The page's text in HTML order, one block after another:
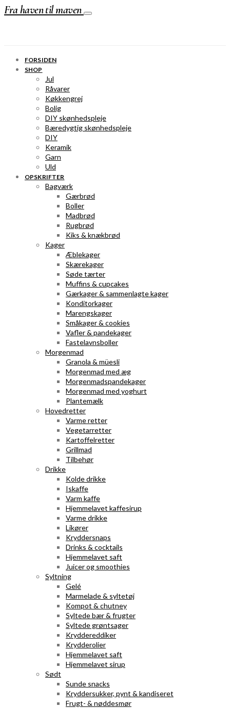
Fra haven til maven
FORSIDEN
SHOP
Jul
Råvarer
Køkkengrej
Bolig
DIY skønhedspleje
Bæredygtig skønhedspleje
DIY
Keramik
Garn
Uld
OPSKRIFTER
Bagværk
Gærbrød
Boller
Madbrød
Rugbrød
Kiks & knækbrød
Kager
Æblekager
Skærekager
Søde tærter
Muffins & cupcakes
Gærkager & sammenlagte kager
Konditorkager
Marengskager
Småkager & cookies
Vafler & pandekager
Fastelavnsboller
Morgenmad
Granola & müesli
Morgenmad med æg
Morgenmadspandekager
Morgenmad med yoghurt
Plantemælk
Hovedretter
Varme retter
Vegetarretter
Kartoffelretter
Grillmad
Tilbehør
Drikke
Kolde drikke
Iskaffe
Varm kaffe
Hjemmelavet kaffesirup
Varme drikke
Likører
Kryddersnaps
Drinks & cocktails
Hjemmelavet saft
Juicer og smoothies
Syltning
Gelé
Marmelade & syltetøj
Kompot & chutney
Syltede bær & frugter
Syltede grøntsager
Kryddereddiker
Krydderolier
Hjemmelavet saft
Hjemmelavet sirup
Sødt
Sunde snacks
Kryddersukker, pynt & kandiseret
Frugt- & nøddesmør